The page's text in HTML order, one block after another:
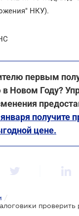
НКУ).
первым
Новом Году?
получите
цене.
/